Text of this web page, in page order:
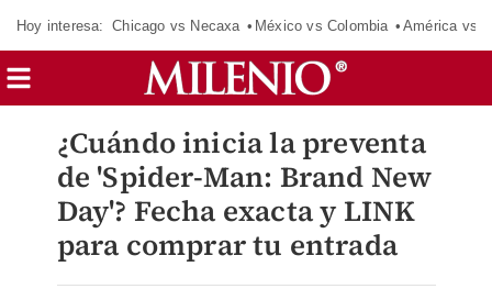
Hoy interesa: Chicago vs Necaxa México vs Colombia América vs
¿Cuándo inicia la preventa
de 'Spider-Man: Brand New
Day'? Fecha exacta y LINK
para comprar tu entrada